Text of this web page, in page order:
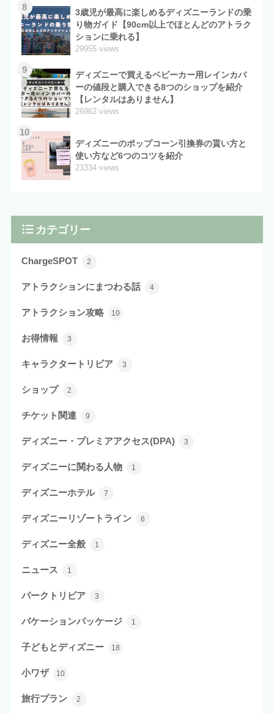
8
3歳児が最高に楽しめるディズニーランドの乗
り物ガイド【90cm以上でほとんどのアトラク
ションに乗れる】
29955 views
9
ディズニーで買えるベビーカー用レインカバ
ーの値段と購入できる8つのショップを紹介
【レンタルはありません】
26962 views
10
ディズニーのポップコーン引換券の貰い方と
使い方など6つのコツを紹介
23334 views
カテゴリー
ChargeSPOT 2
アトラクションにまつわる話 4
アトラクション攻略 10
お得情報 3
キャラクタートリビア 3
ショップ 2
チケット関連 9
ディズニー・プレミアアクセス(DPA) 3
ディズニーに関わる人物 1
ディズニーホテル 7
ディズニーリゾートライン 6
ディズニー全般 1
ニュース 1
パークトリビア 3
バケーションパッケージ 1
子どもとディズニー 18
小ワザ 10
旅行プラン 2